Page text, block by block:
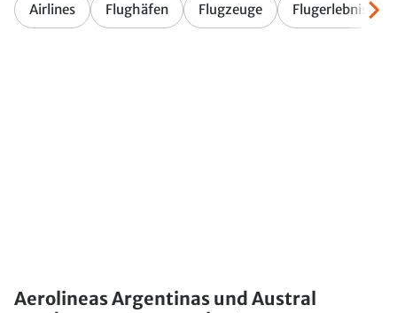
Airlines Flughäfen Flugzeuge Flugerlebnis
Aerolineas Argentinas und Austral